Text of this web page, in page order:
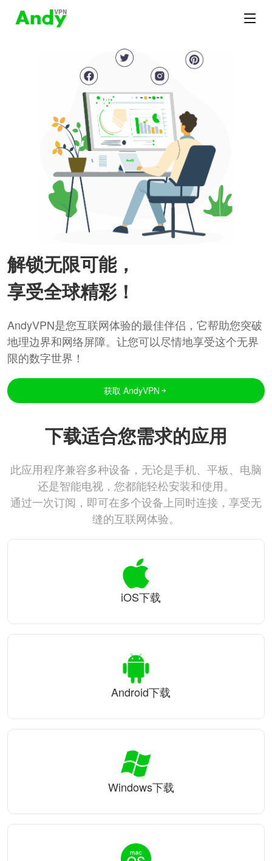
解锁无限可能，
享受全球精彩！
AndyVPN是您互联网体验的最佳伴侣，它帮助您突破
地理边界和网络屏障。让您可以尽情地享受这个无界
限的数字世界！
获取 AndyVPN
下载适合您需求的应用
此应用程序兼容多种设备，无论是手机、平板、电脑
还是智能电视，您都能轻松安装和使用。
通过一次订阅，即可在多个设备上同时连接，享受无
缝的互联网体验。
iOS下载
Android下载
Windows下载